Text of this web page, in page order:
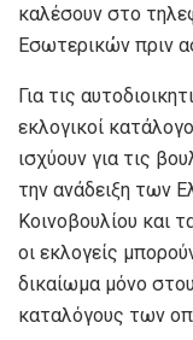
καλέσουν στο
Εσωτερικών πριν
Για τις
εκλογικοί
ισχύουν για τις
την ανάδειξη των
Κοινοβουλίου και
οι εκλογείς
δικαίωμα μόνο
καταλόγους των